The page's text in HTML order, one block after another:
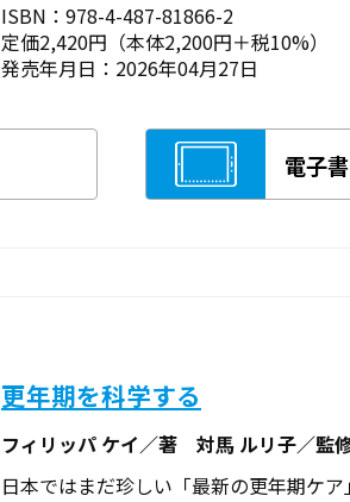
ISBN：978-4-487-81866-2
定価2,420円（本体2,200円＋税10%）
発売年月日：2026年04月27日
電子
更年期を科学する
フィリッパ ケイ／著 対馬 ルリ子／監
日本ではまだ珍しい「最新の更年期ケア